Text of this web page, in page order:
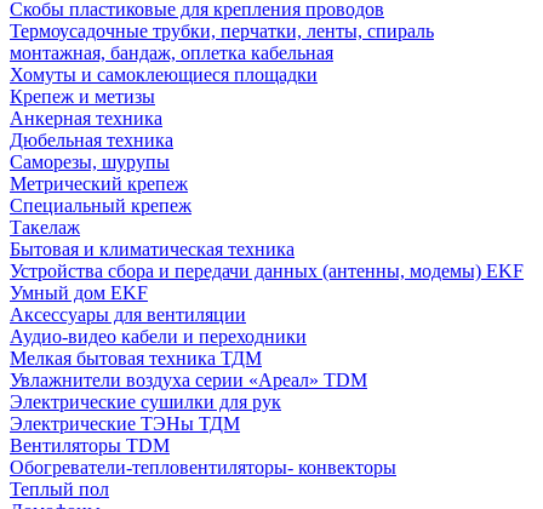
Скобы пластиковые для крепления проводов
Термоусадочные трубки, перчатки, ленты, спираль
монтажная, бандаж, оплетка кабельная
Хомуты и самоклеющиеся площадки
Крепеж и метизы
Анкерная техника
Дюбельная техника
Саморезы, шурупы
Метрический крепеж
Специальный крепеж
Такелаж
Бытовая и климатическая техника
Устройства сбора и передачи данных (антенны, модемы) EKF
Умный дом EKF
Аксессуары для вентиляции
Аудио-видео кабели и переходники
Мелкая бытовая техника ТДМ
Увлажнители воздуха серии «Ареал» TDM
Электрические сушилки для рук
Электрические ТЭНы ТДМ
Вентиляторы TDM
Обогреватели-тепловентиляторы- конвекторы
Теплый пол